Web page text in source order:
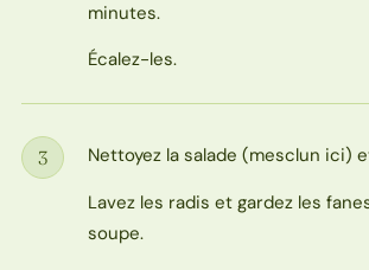
minutes.
Écalez-les.
Étape
3
Nettoyez la salade (mesclun ici)
Lavez les radis et gardez les
soupe.